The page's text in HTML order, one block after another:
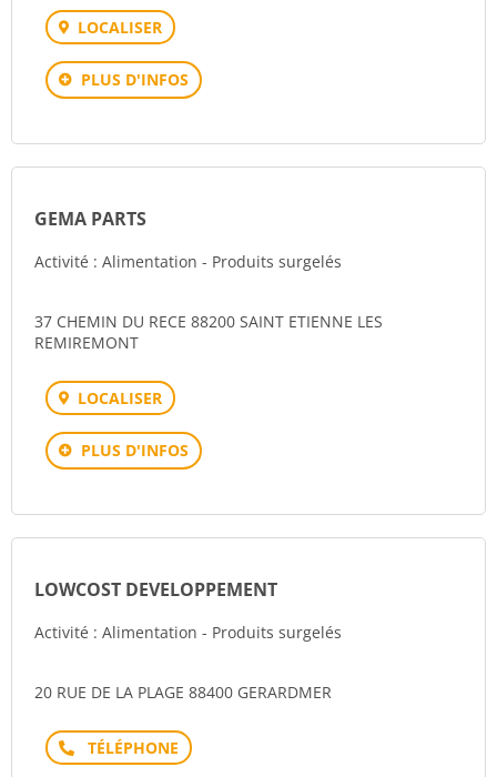
LOCALISER
PLUS D'INFOS
GEMA PARTS
Activité : Alimentation - Produits surgelés
37 CHEMIN DU RECE 88200 SAINT ETIENNE LES
REMIREMONT
LOCALISER
PLUS D'INFOS
LOWCOST DEVELOPPEMENT
Activité : Alimentation - Produits surgelés
20 RUE DE LA PLAGE 88400 GERARDMER
Téléphone